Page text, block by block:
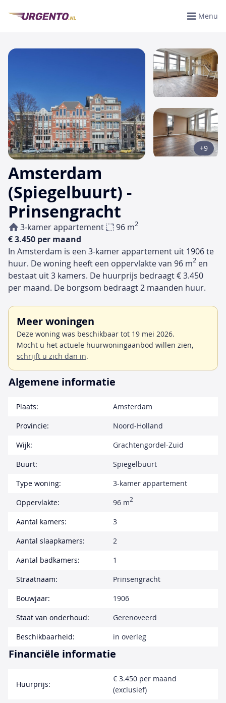
Menu
Amsterdam
(Spiegelbuurt) -
Prinsengracht
3-kamer appartement 96 m2
€ 3.450 per maand
+9
In Amsterdam is een 3-kamer appartement uit 1906 te
huur. De woning heeft een oppervlakte van 96 m2 en
bestaat uit 3 kamers. De huurprijs bedraagt € 3.450
per maand. De borgsom bedraagt 2 maanden huur.
Meer woningen
Deze woning was beschikbaar tot 19 mei 2026.
Mocht u het actuele huurwoningaanbod willen zien,
schrijft u zich dan in.
Algemene informatie
Plaats:
Amsterdam
Provincie:
Noord-Holland
Wijk:
Grachtengordel-Zuid
Buurt:
Spiegelbuurt
Type woning:
3-kamer appartement
Oppervlakte:
96 m2
Aantal kamers:
3
Aantal slaapkamers:
2
Aantal badkamers:
1
Straatnaam:
Prinsengracht
Bouwjaar:
1906
Staat van onderhoud:
Gerenoveerd
Beschikbaarheid:
in overleg
Financiële informatie
Huurprijs:
€ 3.450 per maand
(exclusief)